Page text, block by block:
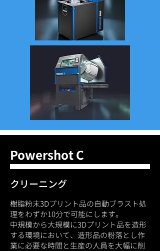
射出成形品に迫るアウトプットを実
現する、
​樹脂3Dプリンタ用ポストプロセス装
置
3Dプリンタが普及するにつれて、試作
品の製作はもちろん、実製品への応用
が進みつつあります。しかし、量産す
る際に課題となるのが、造形後の仕上
Powershot C
​クリーニング
樹脂粉末3Dプリント品の自動ブラスト処
理をわずか10分で可能にします。
中規模から大規模に3Dプリント品を造形
する環境において、造形品の粉落とし作
業に必要な時間と生産の人員を大幅に削